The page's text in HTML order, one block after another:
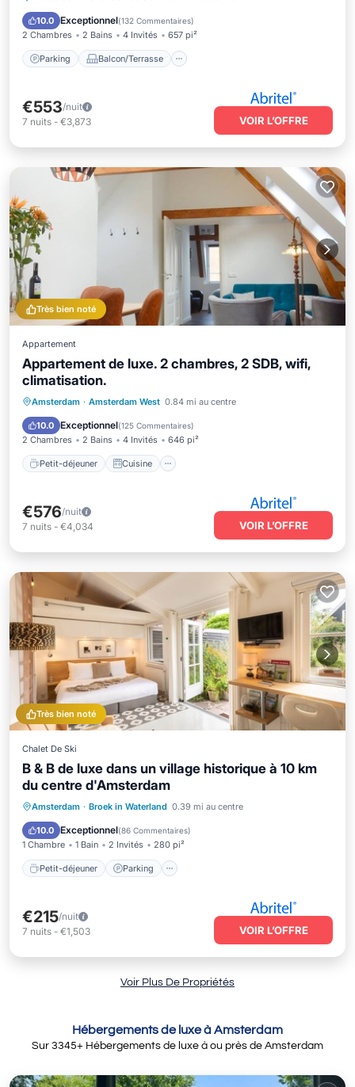
10.0 Exceptionnel(132 Commentaires)
2 Chambres 2 Bains 4 Invités 657 pi²
Parking Balcon/Terrasse
Climatisation
€553/nuit
7 nuits - €3,873 VOIR L’OFFRE
Très bien noté
Appartement
Appartement de luxe. 2 chambres, 2 SDB, wifi,
climatisation.
Amsterdam · Amsterdam West 0.84 mi au centre
10.0 Exceptionnel(125 Commentaires)
2 Chambres 2 Bains 4 Invités 646 pi²
Petit-déjeuner Cuisine
Petit-déjeuner
Cuisine
Climatisation
Internet
€576/nuit
7 nuits - €4,034 VOIR L’OFFRE
Très bien noté
Chalet De Ski
B & B de luxe dans un village historique à 10 km
du centre d'Amsterdam
Amsterdam · Broek in Waterland 0.39 mi au centre
10.0 Exceptionnel(86 Commentaires)
1 Chambre 1 Bain 2 Invités 280 pi²
Petit-déjeuner Parking
Petit-déjeuner
Parking
Balcon/Terrasse
Cuisine
€215/nuit
7 nuits - €1,503 VOIR L’OFFRE
Voir Plus De Propriétés
Hébergements de luxe à Amsterdam
Sur 3345+ Hébergements de luxe à ou près de Amsterdam